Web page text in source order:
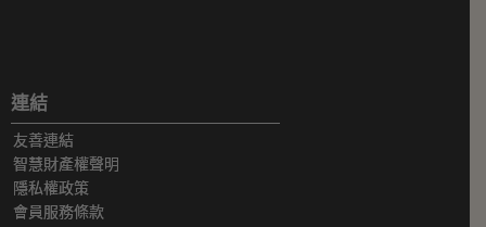
連結
友善連結
智慧財產權聲明
隱私權政策
會員服務條款